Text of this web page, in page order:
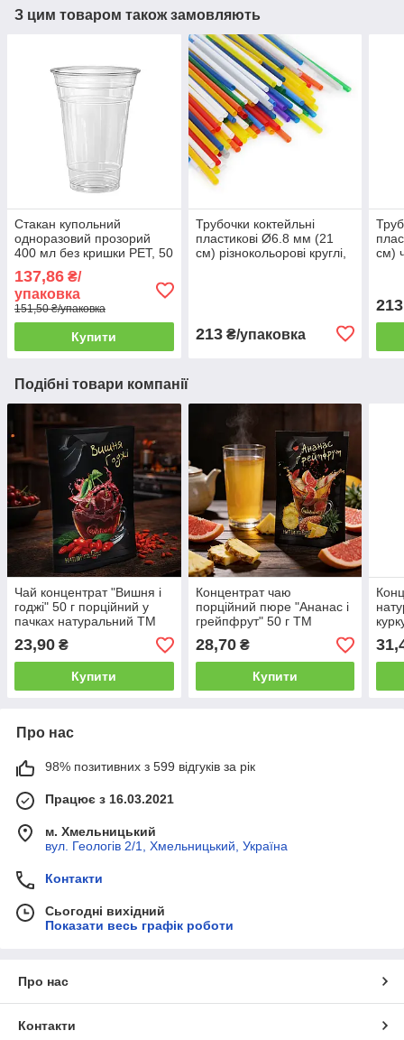
З цим товаром також замовляють
Стакан купольний
одноразовий прозорий
400 мл без кришки PET, 50
137,86 ₴/
упаковка
151,50 ₴/упаковка
Купити
Трубочки коктейльні
пластикові Ø6.8 мм (21
см) різнокольорові круглі,
213₴/упаковка
см)
213
Подібні товари компанії
Чай концентрат "Вишня і
годжі" 50 г порційний у
пачках натуральний ТМ
Welvart / Концентроване
пюре для напоїв
23,90 ₴
Купити
Концентрат чаю
порційний пюре "Ананас і
грейпфрут" 50 г ТМ
Welvart 20 шт/уп /
Концентрований чай
натуральний
28,70₴
Купити
ТМ
Про нас
98% позитивних з 599 відгуків за рік
Працює з 16.03.2021
м. Хмельницький
вул. Геологів 2/1, Хмельницький, Україна
Контакти
Сьогодні вихідний
Показати весь графік роботи
Про нас
Контакти